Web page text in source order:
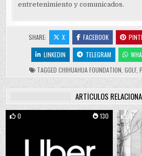
entretenimiento y comunicados.
SHARE: X FACEBOOK
LINKEDIN
TELEGRAM
TAGGED CHIHUAHUA FOUNDATION, GOLF,
ARTÍCULOS
0 130 0